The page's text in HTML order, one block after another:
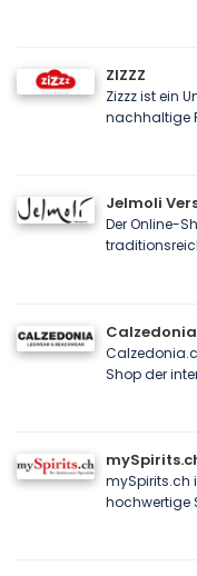
ZIZZZ
Zizzz ist ein
nachhaltige
Jelmoli
Der Online-
Calzedonia
Shop der
mySpirits.ch
hochwertige